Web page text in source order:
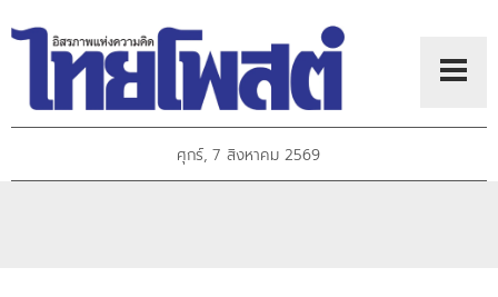
ศุกร์, 7 สิงหาคม 2569